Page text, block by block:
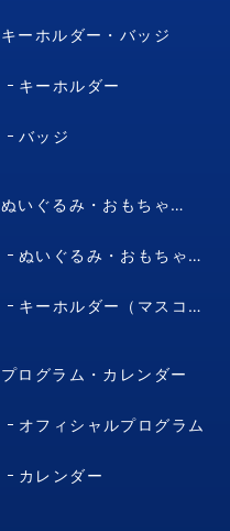
キーホルダー・バッジ
キーホルダー
バッジ
ぬいぐるみ・おもちゃ・マスコット・キャラクター
ぬいぐるみ・おもちゃ（マスコット・キャラクター）
キーホルダー（マスコット・キャラクター）
プログラム・カレンダー
オフィシャルプログラム
カレンダー